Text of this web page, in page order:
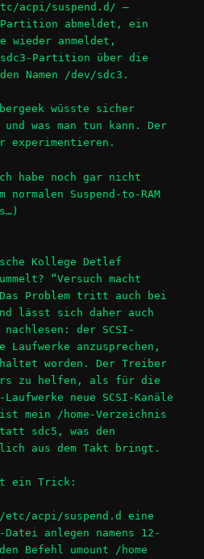
acpi/suspend.d/ –
abmeldet, ein
wieder anmeldet,
Partition über die
Namen /dev/sdc3.
wüsste sicher
was man tun kann. Der
experimentieren.
habe noch gar nicht
Suspend-to-RAM
Kollege Detlef
“Versuch macht
Problem tritt auch bei
lässt sich daher auch
nachlesen: der SCSI-
anzusprechen,
worden. Der Treiber
zu helfen, als für die
Laufwerke neue SCSI-Kanäle
mein /home-Verzeichnis
sdc5, was den
aus dem Takt bringt.
ein Trick:
/etc/acpi/suspend.d
eine
anlegen namens 12-
Befehl umount /home